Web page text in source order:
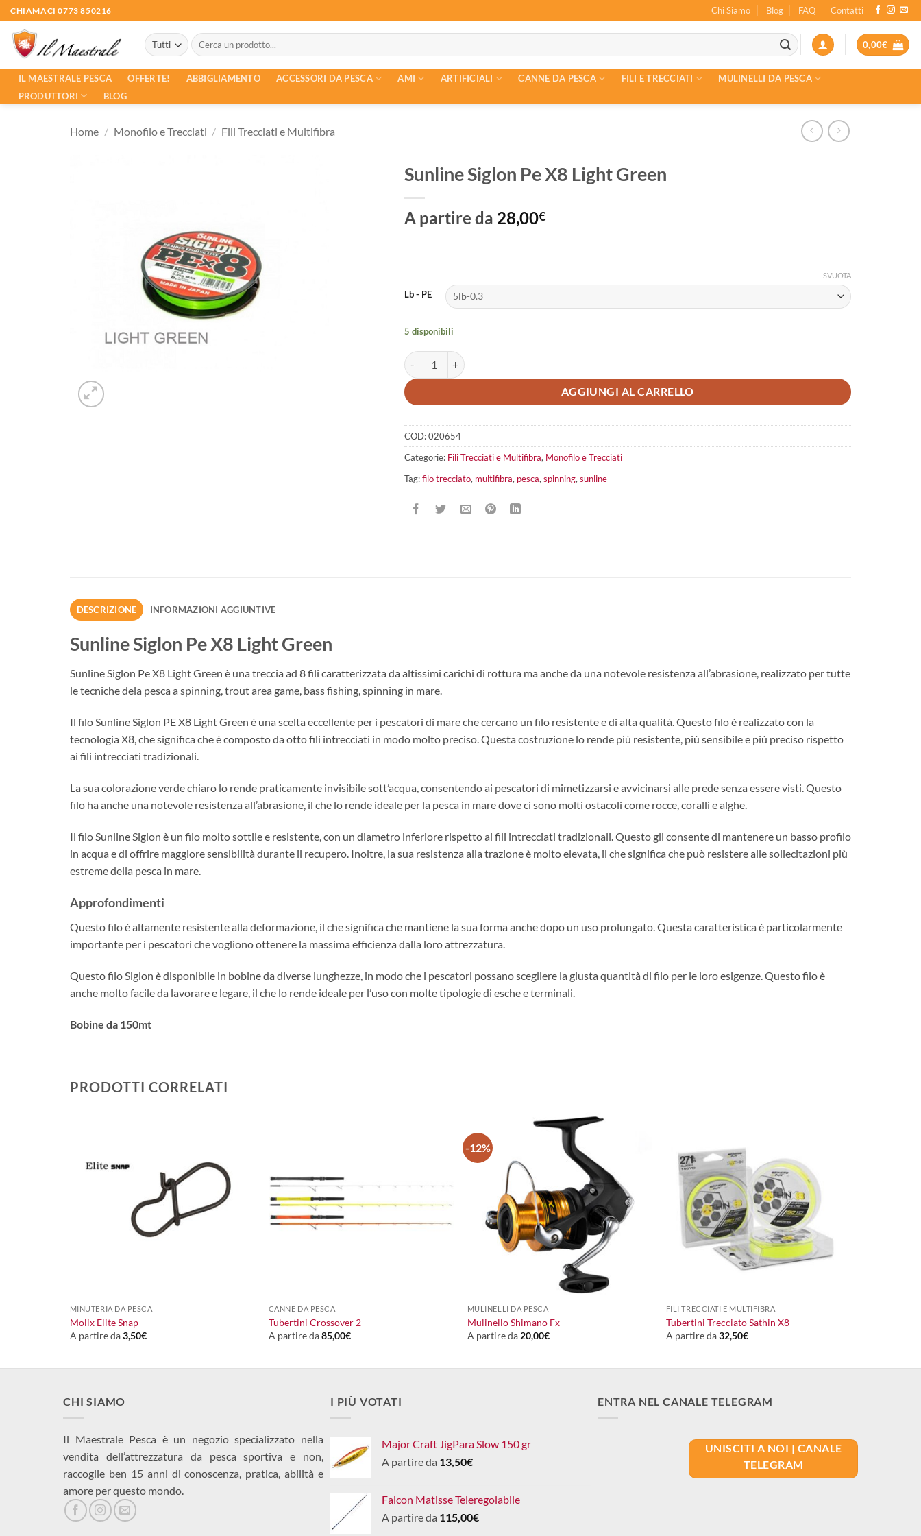
Salta
ai
contenuti
CHIAMACI 0773 850216 Chi Siamo Blog FAQ Contatti
Cerca:
0,00€
IL MAESTRALE PESCA OFFERTE! ABBIGLIAMENTO ACCESSORI DA PESCA AMI ARTIFICIALI CANNE DA PESCA FILI E TRECCIATI
MULINELLI DA PESCA
PRODUTTORI
BLOG
Home / Monofilo e Trecciati / Fili Trecciati e Multifibra
Sunline Siglon Pe X8 Light Green
A partire da 28,00€
Lb - PE
SVUOTA
5 disponibili
Sunline Siglon Pe X8 Light Green quantità
AGGIUNGI AL CARRELLO
COD:020654
Categorie: Fili Trecciati e Multifibra, Monofilo e Trecciati
Tag:filo trecciato, multifibra, pesca, spinning, sunline
DESCRIZIONE INFORMAZIONI AGGIUNTIVE
Sunline Siglon Pe X8 Light Green
Sunline Siglon Pe X8 Light Green è una treccia ad 8 fili caratterizzata da altissimi carichi di rottura ma anche da una notevole resistenza all’abrasione, realizzato per tutte
le tecniche dela pesca a spinning, trout area game, bass fishing, spinning in mare.
Il filo Sunline Siglon PE X8 Light Green è una scelta eccellente per i pescatori di mare che cercano un filo resistente e di alta qualità. Questo filo è realizzato con la
tecnologia X8, che significa che è composto da otto fili intrecciati in modo molto preciso. Questa costruzione lo rende più resistente, più sensibile e più preciso rispetto
ai fili intrecciati tradizionali.
La sua colorazione verde chiaro lo rende praticamente invisibile sott’acqua, consentendo ai pescatori di mimetizzarsi e avvicinarsi alle prede senza essere visti. Questo
filo ha anche una notevole resistenza all’abrasione, il che lo rende ideale per la pesca in mare dove ci sono molti ostacoli come rocce, coralli e alghe.
Il filo Sunline Siglon è un filo molto sottile e resistente, con un diametro inferiore rispetto ai fili intrecciati tradizionali. Questo gli consente di mantenere un basso profilo
in acqua e di offrire maggiore sensibilità durante il recupero. Inoltre, la sua resistenza alla trazione è molto elevata, il che significa che può resistere alle sollecitazioni più
estreme della pesca in mare.
Approfondimenti
Questo filo è altamente resistente alla deformazione, il che significa che mantiene la sua forma anche dopo un uso prolungato. Questa caratteristica è particolarmente
importante per i pescatori che vogliono ottenere la massima efficienza dalla loro attrezzatura.
Questo filo Siglon è disponibile in bobine da diverse lunghezze, in modo che i pescatori possano scegliere la giusta quantità di filo per le loro esigenze. Questo filo è
anche molto facile da lavorare e legare, il che lo rende ideale per l’uso con molte tipologie di esche e terminali.
Bobine da 150mt
PRODOTTI CORRELATI
MINUTERIA DA PESCA
Molix Elite Snap
A partire da3,50€
CANNE DA PESCA
Tubertini Crossover 2
A partire da85,00€
-12%
MULINELLI DA PESCA
Mulinello Shimano Fx
A partire da 20,00€
FILI TRECCIATI E MULTIFIBRA
Tubertini Trecciato Sathin X8
A partire da32,50€
CHI SIAMO
Il Maestrale Pesca è un negozio specializzato nella
vendita dell’attrezzatura da pesca sportiva e non,
raccoglie ben 15 anni di conoscenza, pratica, abilità e
amore per questo mondo.
I PIÙ VOTATI
Major Craft JigPara Slow 150 gr
A partire da 13,50€
Falcon Matisse Teleregolabile
A partire da 115,00€
ENTRA NEL CANALE TELEGRAM
UNISCITI A NOI | CANALE
TELEGRAM